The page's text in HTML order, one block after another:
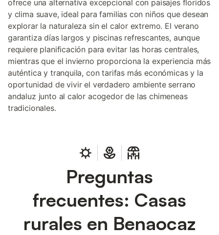
ofrece una alternativa excepcional con paisajes floridos
y clima suave, ideal para familias con niños que desean
explorar la naturaleza sin el calor extremo. El verano
garantiza días largos y piscinas refrescantes, aunque
requiere planificación para evitar las horas centrales,
mientras que el invierno proporciona la experiencia más
auténtica y tranquila, con tarifas más económicas y la
oportunidad de vivir el verdadero ambiente serrano
andaluz junto al calor acogedor de las chimeneas
tradicionales.
Preguntas
frecuentes: Casas
rurales en Benaocaz